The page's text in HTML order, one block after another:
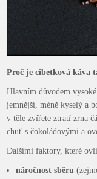
Proč je cibetková káva
Hlavním důvodem
jemnější, méně kyselý a
v těle zvířete ztratí zrna
chuť s čokoládovými a
Dalšími faktory, které
náročnost sběru